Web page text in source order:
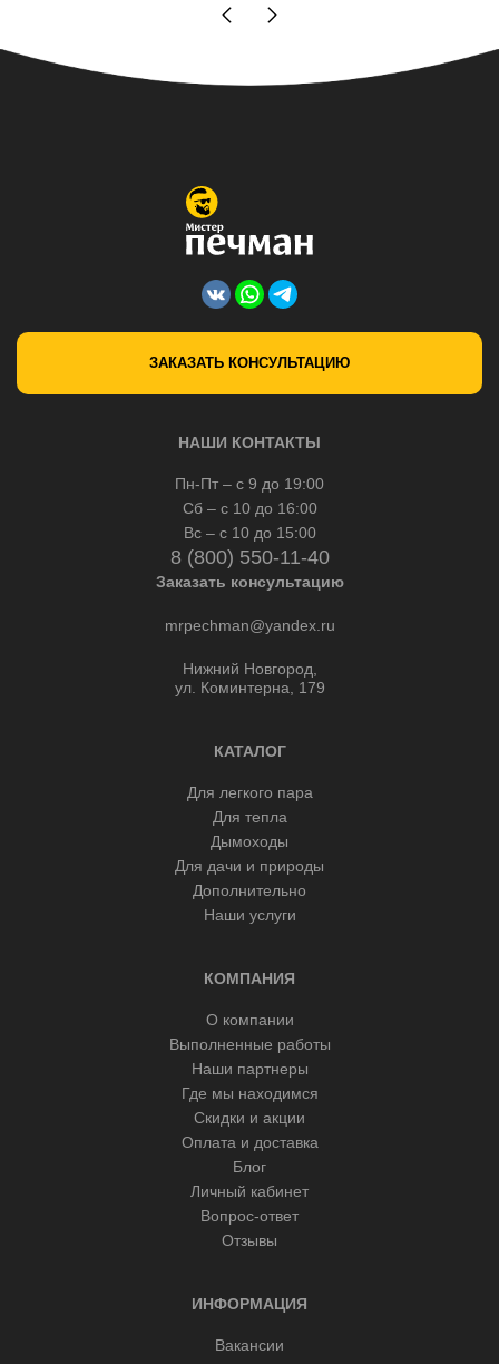
ЗАКАЗАТЬ КОНСУЛЬТАЦИЮ
НАШИ КОНТАКТЫ
Пн-Пт – с 9 до 19:00
Сб – с 10 до 16:00
Вс – с 10 до 15:00
8 (800) 550-11-40
Заказать консультацию
mrpechman@yandex.ru
Нижний Новгород,
ул. Коминтерна, 179
КАТАЛОГ
Для легкого пара
Для тепла
Дымоходы
Для дачи и природы
Дополнительно
Наши услуги
КОМПАНИЯ
О компании
Выполненные работы
Наши партнеры
Где мы находимся
Скидки и акции
Оплата и доставка
Блог
Личный кабинет
Вопрос-ответ
Отзывы
ИНФОРМАЦИЯ
Вакансии